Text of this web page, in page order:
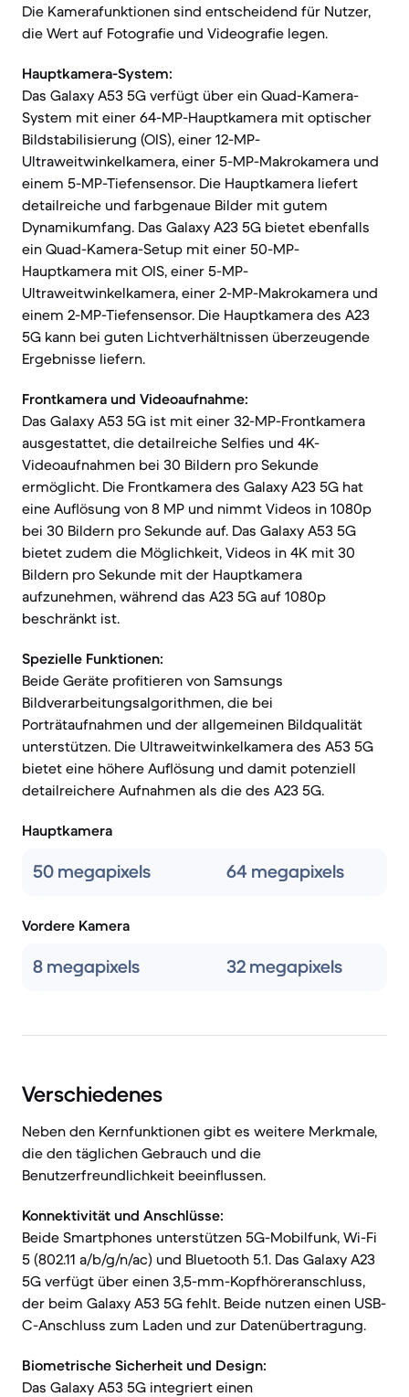
Die Kamerafunktionen sind entscheidend für Nutzer,
die Wert auf Fotografie und Videografie legen.
Hauptkamera-System:
Das Galaxy A53 5G verfügt über ein Quad-Kamera-
System mit einer 64-MP-Hauptkamera mit optischer
Bildstabilisierung (OIS), einer 12-MP-
Ultraweitwinkelkamera, einer 5-MP-Makrokamera und
einem 5-MP-Tiefensensor. Die Hauptkamera liefert
detailreiche und farbgenaue Bilder mit gutem
Dynamikumfang. Das Galaxy A23 5G bietet ebenfalls
ein Quad-Kamera-Setup mit einer 50-MP-
Hauptkamera mit OIS, einer 5-MP-
Ultraweitwinkelkamera, einer 2-MP-Makrokamera und
einem 2-MP-Tiefensensor. Die Hauptkamera des A23
5G kann bei guten Lichtverhältnissen überzeugende
Ergebnisse liefern.
Frontkamera und Videoaufnahme:
Das Galaxy A53 5G ist mit einer 32-MP-Frontkamera
ausgestattet, die detailreiche Selfies und 4K-
Videoaufnahmen bei 30 Bildern pro Sekunde
ermöglicht. Die Frontkamera des Galaxy A23 5G hat
eine Auflösung von 8 MP und nimmt Videos in 1080p
bei 30 Bildern pro Sekunde auf. Das Galaxy A53 5G
bietet zudem die Möglichkeit, Videos in 4K mit 30
Bildern pro Sekunde mit der Hauptkamera
aufzunehmen, während das A23 5G auf 1080p
beschränkt ist.
Spezielle Funktionen:
Beide Geräte profitieren von Samsungs
Bildverarbeitungsalgorithmen, die bei
Porträtaufnahmen und der allgemeinen Bildqualität
unterstützen. Die Ultraweitwinkelkamera des A53 5G
bietet eine höhere Auflösung und damit potenziell
detailreichere Aufnahmen als die des A23 5G.
Hauptkamera
50 megapixels 64 megapixels
Vordere Kamera
8 megapixels 32 megapixels
Verschiedenes
Neben den Kernfunktionen gibt es weitere Merkmale,
die den täglichen Gebrauch und die
Benutzerfreundlichkeit beeinflussen.
Konnektivität und Anschlüsse:
Beide Smartphones unterstützen 5G-Mobilfunk, Wi-Fi
5 (802.11 a/b/g/n/ac) und Bluetooth 5.1. Das Galaxy A23
5G verfügt über einen 3,5-mm-Kopfhöreranschluss,
der beim Galaxy A53 5G fehlt. Beide nutzen einen USB-
C-Anschluss zum Laden und zur Datenübertragung.
Biometrische Sicherheit und Design:
Das Galaxy A53 5G integriert einen